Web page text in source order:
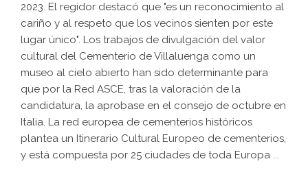
2023. El regidor destacó que "es un reconocimiento al
cariño y al respeto que los vecinos sienten por este
lugar único". Los trabajos de divulgación del valor
cultural del Cementerio de Villaluenga como un
museo al cielo abierto han sido determinante para
que por la Red ASCE, tras la valoración de la
candidatura, la aprobase en el consejo de octubre en
Italia. La red europea de cementerios históricos
plantea un Itinerario Cultural Europeo de cementerios,
y está compuesta por 25 ciudades de toda Europa ...